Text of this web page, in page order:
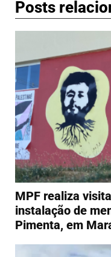
Posts
MPF realiza
instalação de
Pimenta, em